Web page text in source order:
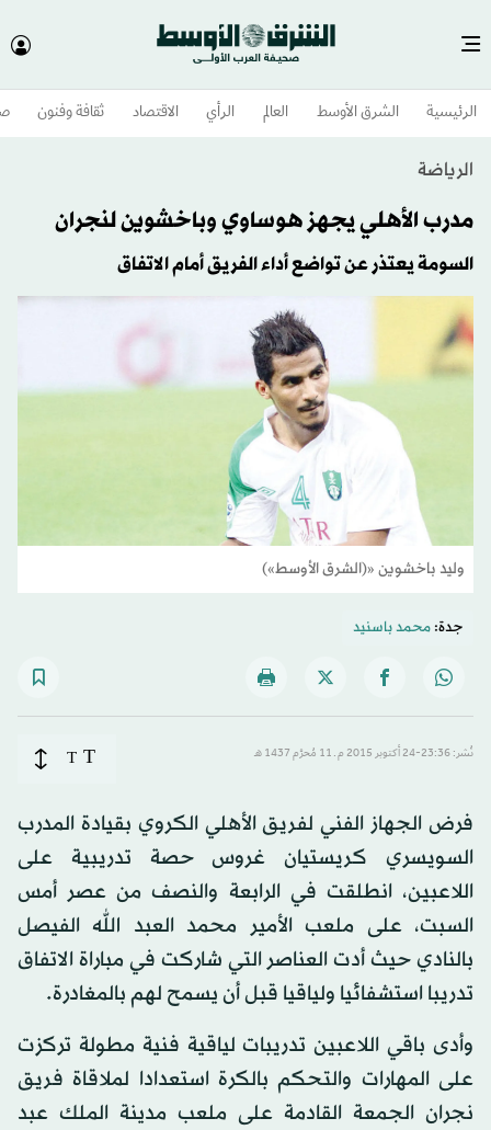
الرئيسية الشرق الأوسط​ العالم الرأي الاقتصاد ثقافة وفنون
الرياضة
مدرب الأهلي يجهز هوساوي وباخشوين لنجران
السومة يعتذر عن تواضع أداء الفريق أمام الاتفاق
وليد باخشوين «(الشرق الأوسط»)
جدة:محمد باسنيد
نُشر: 23:36-24 أكتوبر 2015 م ـ 11 مُحرَّم 1437 هـ T
T
فرض الجهاز الفني لفريق الأهلي الكروي بقيادة المدرب
السويسري كريستيان غروس حصة تدريبية على
اللاعبين، انطلقت في الرابعة والنصف من عصر أمس
السبت، على ملعب الأمير محمد العبد الله الفيصل
بالنادي حيث أدت العناصر التي شاركت في مباراة الاتفاق
تدريبا استشفائيا ولياقيا قبل أن يسمح لهم بالمغادرة.
وأدى باقي اللاعبين تدريبات لياقية فنية مطولة تركزت
على المهارات والتحكم بالكرة استعدادا لملاقاة فريق
نجران الجمعة القادمة على ملعب مدينة الملك عبد